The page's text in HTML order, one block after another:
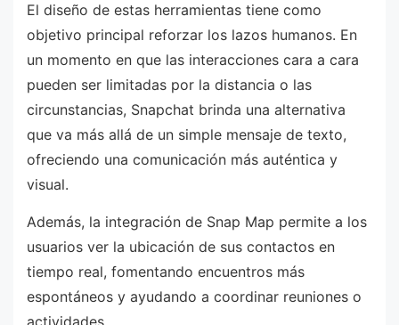
El diseño de estas herramientas tiene como
objetivo principal reforzar los lazos humanos. En
un momento en que las interacciones cara a cara
pueden ser limitadas por la distancia o las
circunstancias, Snapchat brinda una alternativa
que va más allá de un simple mensaje de texto,
ofreciendo una comunicación más auténtica y
visual.
Además, la integración de Snap Map permite a los
usuarios ver la ubicación de sus contactos en
tiempo real, fomentando encuentros más
espontáneos y ayudando a coordinar reuniones o
actividades.